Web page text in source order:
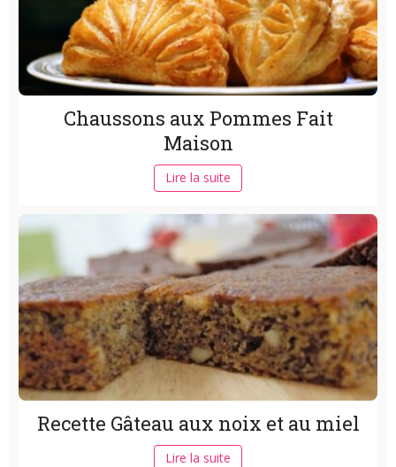
Chaussons aux Pommes Fait
Maison
Lire la suite
Recette Gâteau aux noix et au miel
Lire la suite